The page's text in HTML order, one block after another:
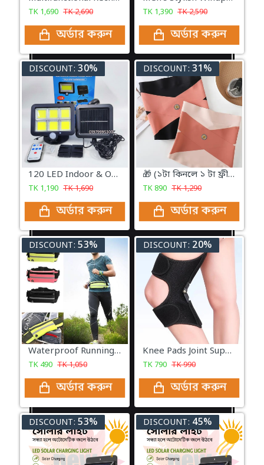
TK 1,690 TK2,690
অর্ডার করুন
TK 1,390 TK2,590
অর্ডার করুন
DISCOUNT: 30%
120 LED Indoor & Outdoor Solar Charging Lamp with Solar Panel
TK 1,190 TK1,690
অর্ডার করুন
DISCOUNT: 31%
🎁 (১টা কিনলে ১ টা ফ্রী) Women's Seamless Tummy Control Waist Trainer Body Shaper- Skin/Black
TK890 TK1,290
অর্ডার করুন
DISCOUNT: 53%
Waterproof Running Belt Bag (পছন্দের কালার সিলেক্ট করে অর্ডার করুন👇)
TK 490 TK1,050
অর্ডার করুন
DISCOUNT: 20%
Knee Pads Joint Support Breathable Anti-Slip Power Lift Knee Booster Walking Knee Support Booster,3spring
TK 790 TK990
অর্ডার করুন
DISCOUNT: 53% DISCOUNT: 45%